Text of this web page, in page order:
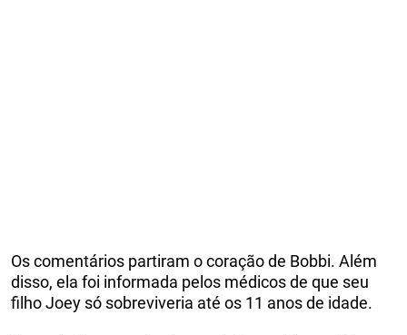
Os comentários partiram o coração de Bobbi. Além
disso, ela foi informada pelos médicos de que seu
filho Joey só sobreviveria até os 11 anos de idade.